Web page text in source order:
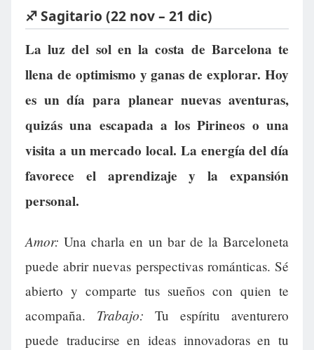
♐ Sagitario (22 nov – 21 dic)
La luz del sol en la costa de Barcelona te
llena de optimismo y ganas de explorar. Hoy
es un día para planear nuevas aventuras,
quizás una escapada a los Pirineos o una
visita a un mercado local. La energía del día
favorece el aprendizaje y la expansión
personal.
Amor: Una charla en un bar de la Barceloneta
puede abrir nuevas perspectivas románticas. Sé
abierto y comparte tus sueños con quien te
acompaña. Trabajo: Tu espíritu aventurero
puede traducirse en ideas innovadoras en tu